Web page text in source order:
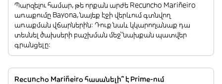
Պարզելու համար, թե որքան արժե Recuncho Mariñeiro
առաքումը Bayona, նայեք էջի վերևում գտնվող
առաքման վճարներին: Դուք նաև կկարողանաք դա
տեսնել ծախսերի բաշխման մեջ՝ նախքան պատվեր
գրանցելը:
Recuncho Mariñeiro հասանելի՞ է Prime-ում